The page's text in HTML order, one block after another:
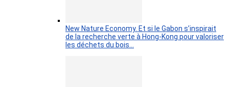
New Nature Economy. Et si le Gabon s’inspirait
de la recherche verte à Hong-Kong pour valoriser
les déchets du bois…